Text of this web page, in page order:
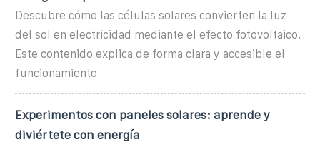
Descubre cómo las células solares convierten la luz
del sol en electricidad mediante el efecto fotovoltaico.
Este contenido explica de forma clara y accesible el
funcionamiento
Experimentos con paneles solares: aprende y
diviértete con energía